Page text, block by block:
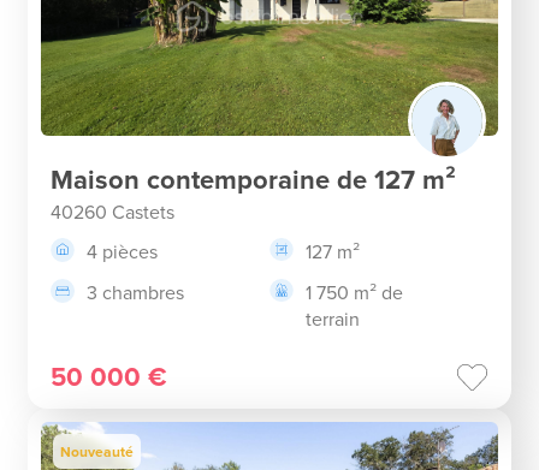
Maison contemporaine de 127 m²
40260 Castets
4 pièces
127 m²
3 chambres
1 750 m² de
terrain
50 000 €
Nouveauté